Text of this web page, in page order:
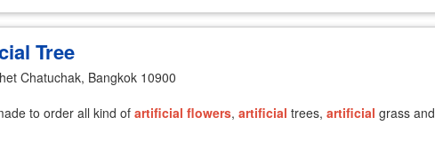
Tree
Chatuchak, Bangkok 10900
to order all kind of artificial flowers, artificial trees, artificial grass and